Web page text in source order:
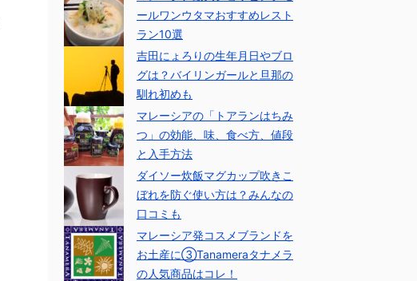
ールワンウタマおすすめレスト
ラン10選
吉田にょろりの生年月日やブロ
グは？バイリンガールと旦那の
馴れ初めも
マレーシアの「トアランはちみ
つ」の効能、味、食べ方、値段
と入手方法
ダイソー炊飯マグカップ吹きこ
ぼれを防ぐ使い方は？みんなの
口コミも
マレーシア発コスメブランドを
お土産に③Tanameraタナメラ
の人気商品はコレ！